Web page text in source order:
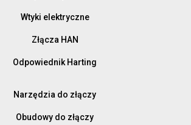
Wtyki elektryczne
Złącza HAN
Odpowiednik Harting
Narzędzia do złączy
Obudowy do złączy